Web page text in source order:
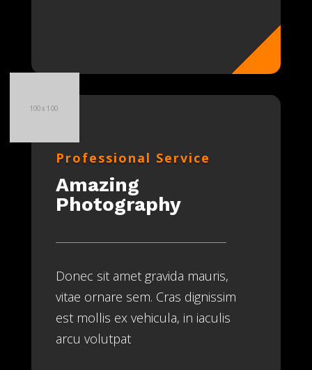
Professional Service
Amazing
Photography
Donec sit amet gravida mauris,
vitae ornare sem. Cras dignissim
est mollis ex vehicula, in iaculis
arcu volutpat